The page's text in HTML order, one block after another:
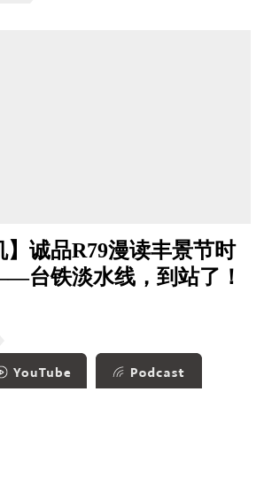
】诚品R79漫读丰景节时
台铁淡水线，到站了！